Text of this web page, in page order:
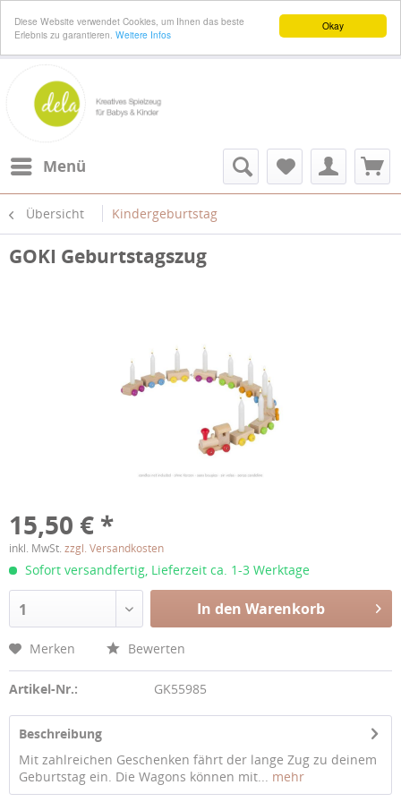
Okay
Diese Website verwendet Cookies, um Ihnen das beste
Erlebnis zu garantieren. Weitere Infos
Menü
Übersicht Kindergeburtstag
GOKI Geburtstagszug
15,50 € *
inkl. MwSt. zzgl. Versandkosten
Sofort versandfertig, Lieferzeit ca. 1-3 Werktage
1 In den Warenkorb
Merken Bewerten
Artikel-Nr.: GK55985
Beschreibung
Mit zahlreichen Geschenken fährt der lange Zug zu deinem
Geburtstag ein. Die Wagons können mit... mehr